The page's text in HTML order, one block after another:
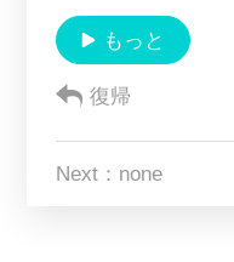
もっと
復帰
Next：none